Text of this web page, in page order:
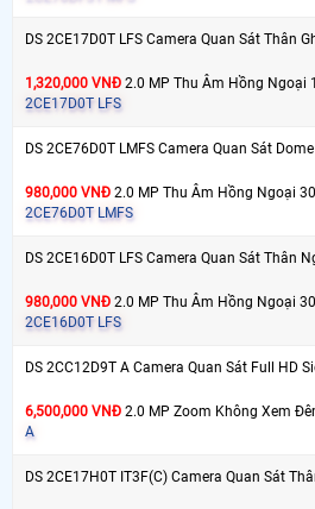
DS 2CE17D0T LFS Camera Quan Sát Thân
1,320,000 VNĐ 2.0 MP Thu Âm Hồng Ngoại
2CE17D0T LFS
DS 2CE76D0T LMFS Camera Quan Sát
980,000 VNĐ 2.0 MP Thu Âm Hồng Ngoại
2CE76D0T LMFS
DS 2CE16D0T LFS Camera Quan Sát Thân
980,000 VNĐ 2.0 MP Thu Âm Hồng Ngoại
2CE16D0T LFS
DS 2CC12D9T A Camera Quan Sát Full HD
6,500,000 VNĐ 2.0 MP Zoom Không Xem
A
DS 2CE17H0T IT3F(C) Camera Quan Sát